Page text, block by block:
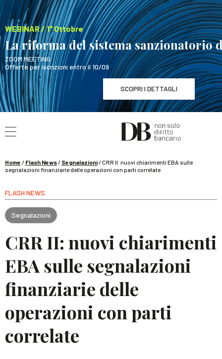
WEBINAR / 1° Ottobre
La riforma del sistema sanzionatorio
ZOOM MEETING
Offerte per iscrizioni entro il 10/09
SCOPRI I DETTAGLI
WEBINAR / 1° Ottobre
La riforma del sistema
SCOPRI I DETTAGLI
Home / Flash News/ Segnalazioni/CRR II: nuovi chiarimenti EBA sulle
segnalazioni finanziarie delle operazioni con parti correlate
FLASH NEWS
Segnalazioni
CRR II: nuovi chiarimenti
EBA sulle segnalazioni
finanziarie delle
operazioni con parti
correlate